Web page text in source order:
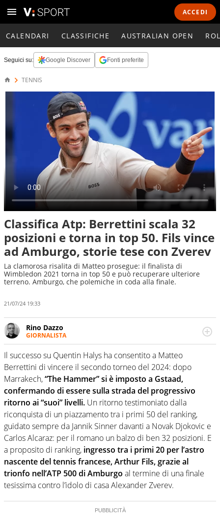
ACCEDI
CALENDARI CLASSIFICHE AUSTRALIAN OPEN
Seguici su: Google Discover Fonti preferite
TENNIS
Classifica Atp: Berrettini scala 32
posizioni e torna in top 50. Fils vince
ad Amburgo, storie tese con Zverev
La clamorosa risalita di Matteo prosegue: il finalista di
Wimbledon 2021 torna in top 50 e può recuperare ulteriore
terreno. Amburgo, che polemiche in coda alla finale.
21/07/24 19:33
Rino Dazzo
GIORNALISTA
Se mai ci fosse modo di traslare il glossario del calcio in
una nicchia di esperti, lui ne farebbe parte. Non si perde
una svista arbitrale né gli umori social del mondo delle
curve
Il successo su Quentin Halys ha consentito a Matteo
Berrettini di vincere il secondo torneo del 2024: dopo
Marrakech,“The Hammer” si è imposto a Gstaad,
confermando di essere sulla strada del progressivo
ritorno ai “suoi” livelli. Un ritorno testimoniato dalla
riconquista di un piazzamento tra i primi 50 del ranking,
guidato sempre da Jannik Sinner davanti a Novak Djokovic e
Carlos Alcaraz: per il romano un balzo di ben 32 posizioni. E
a proposito di ranking, ingresso tra i primi 20 per l’astro
nascente del tennis francese, Arthur Fils, grazie al
trionfo nell’ATP 500 di Amburgo al termine di una finale
tesissima contro l’idolo di casa Alexander Zverev.